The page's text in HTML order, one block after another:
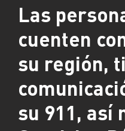
Las
cuenten
su región,
su 911, así